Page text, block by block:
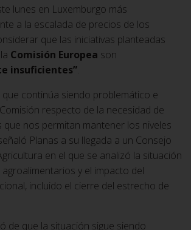
lunes en Luxemburgo más
a la escalada de precios de los
que las iniciativas planteadas
Comisión Europea son
insuficientes”.
que continúa siendo problemático e
respecto de la necesidad de
que nos permitan mantener los niveles
Planas a su llegada a un Consejo
en el que se analizó la situación
y el impacto del
incluido el cierre del estrecho de
de que la situación sigue siendo